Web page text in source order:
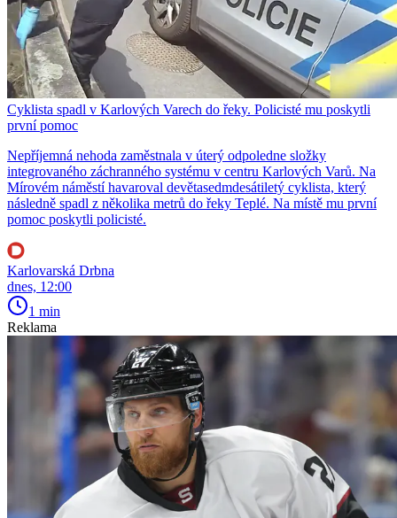
Cyklista spadl v Karlových Varech do řeky. Policisté mu poskytli
první pomoc
Nepříjemná nehoda zaměstnala v úterý odpoledne složky
integrovaného záchranného systému v centru Karlových Varů. Na
Mírovém náměstí havaroval devětasedmdesátiletý cyklista, který
následně spadl z několika metrů do řeky Teplé. Na místě mu první
pomoc poskytli policisté.
Karlovarská Drbna
dnes, 12:00
1 min
Reklama